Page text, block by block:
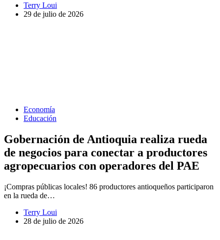
Terry Loui
29 de julio de 2026
Economía
Educación
Gobernación de Antioquia realiza rueda
de negocios para conectar a productores
agropecuarios con operadores del PAE
¡Compras públicas locales! 86 productores antioqueños participaron
en la rueda de…
Terry Loui
28 de julio de 2026